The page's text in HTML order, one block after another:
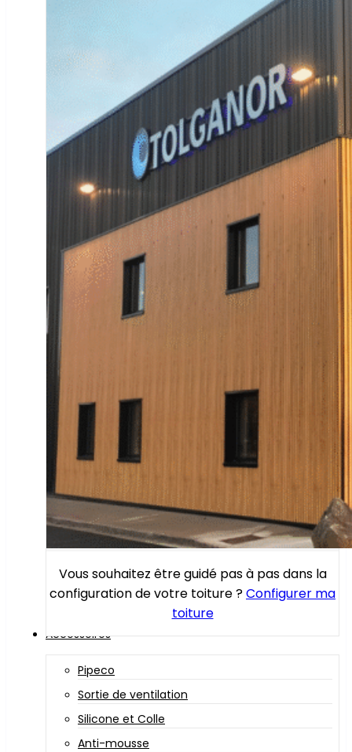
Vous souhaitez être guidé pas à pas dans la
configuration de votre toiture ?Configurer ma
toiture
Accessoires
Pipeco
Sortie de ventilation
Silicone et Colle
Anti-mousse